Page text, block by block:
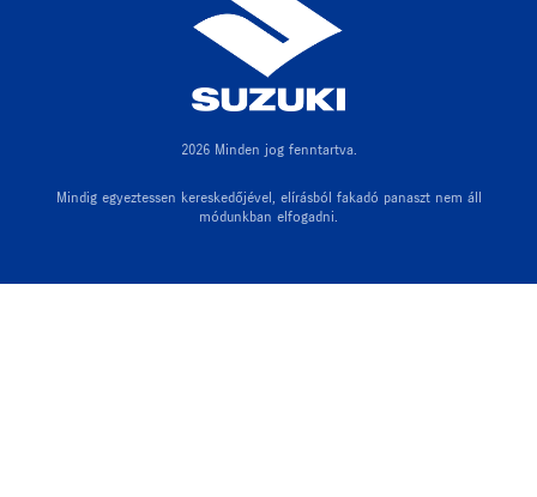
2026 Minden jog fenntartva.
Mindig egyeztessen kereskedőjével, elírásból fakadó panaszt nem áll
módunkban elfogadni.